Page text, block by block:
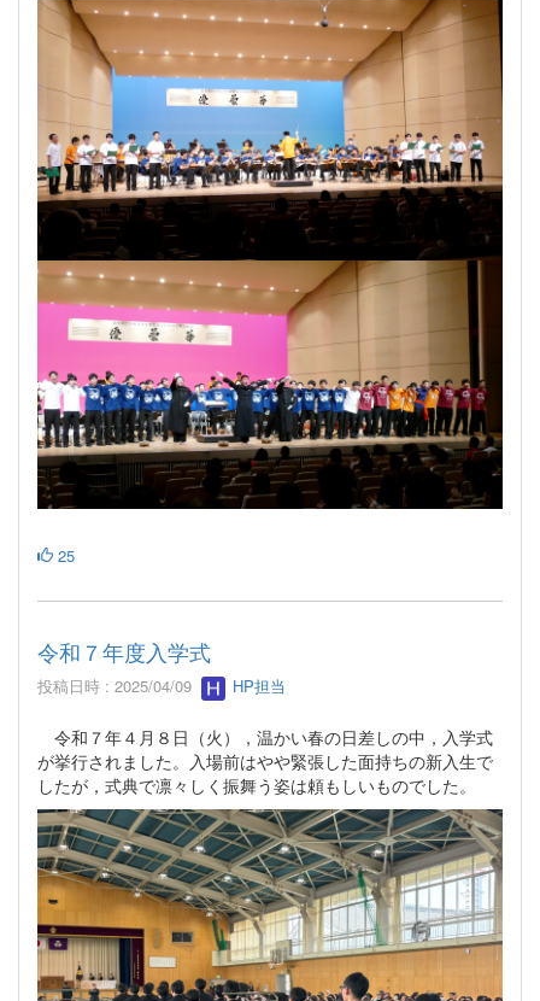
25
令和７年度入学式
投稿日時 : 2025/04/09 HP担当
令和７年４月８日（火），温かい春の日差しの中，入学式
が挙行されました。入場前はやや緊張した面持ちの新入生で
したが，式典で凛々しく振舞う姿は頼もしいものでした。